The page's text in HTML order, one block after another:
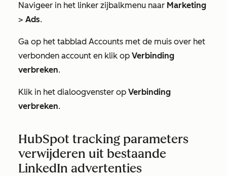
Navigeer in het linker zijbalkmenu naar Marketing
> Ads.
Ga op het tabblad Accounts met de muis over het
verbonden account en klik op Verbinding
verbreken.
Klik in het dialoogvenster op Verbinding
verbreken.
HubSpot tracking parameters
verwijderen uit bestaande
LinkedIn advertenties